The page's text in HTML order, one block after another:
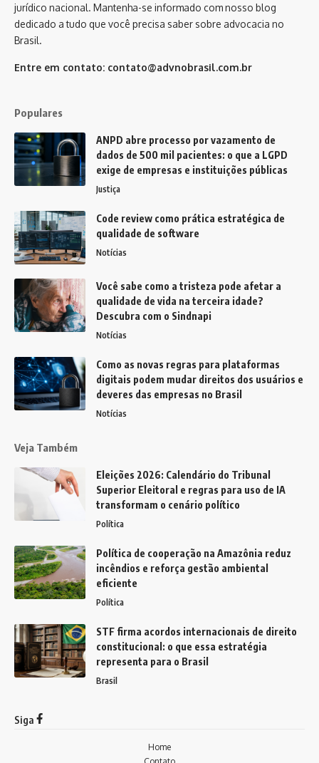
jurídico nacional. Mantenha-se informado com nosso blog
dedicado a tudo que você precisa saber sobre advocacia no
Brasil.
Entre em contato: contato@advnobrasil.com.br
Populares
ANPD abre processo por vazamento de
dados de 500 mil pacientes: o que a LGPD
exige de empresas e instituições públicas
Justiça
Code review como prática estratégica de
qualidade de software
Notícias
Você sabe como a tristeza pode afetar a
qualidade de vida na terceira idade?
Descubra com o Sindnapi
Notícias
Como as novas regras para plataformas
digitais podem mudar direitos dos usuários e
deveres das empresas no Brasil
Notícias
Veja Também
Eleições 2026: Calendário do Tribunal
Superior Eleitoral e regras para uso de IA
transformam o cenário político
Política
Política de cooperação na Amazônia reduz
incêndios e reforça gestão ambiental
eficiente
Política
STF firma acordos internacionais de direito
constitucional: o que essa estratégia
representa para o Brasil
Brasil
Siga
Home